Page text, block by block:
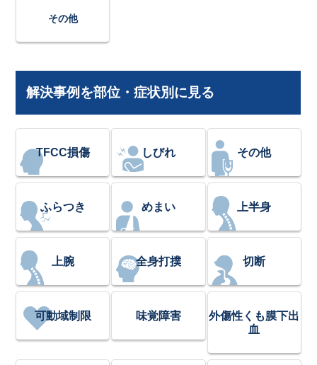
その他
解決事例を部位・症状別に見る
TFCC損傷 しびれ その他
ふらつき めまい 上半身
上腕 全身打撲 切断
可動域制限 味覚障害
外傷性くも膜下出
血